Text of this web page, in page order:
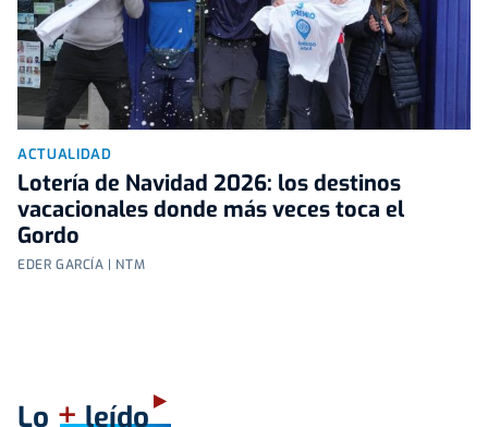
ACTUALIDAD
Lotería de Navidad 2026: los destinos
vacacionales donde más veces toca el
Gordo
EDER GARCÍA | NTM
Lo +leído